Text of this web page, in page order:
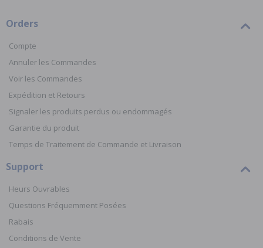
Orders
Compte
Annuler les Commandes
Voir les Commandes
Expédition et Retours
Signaler les produits perdus ou endommagés
Garantie du produit
Temps de Traitement de Commande et Livraison
Support
Heurs Ouvrables
Questions Fréquemment Posées
Rabais
Conditions de Vente